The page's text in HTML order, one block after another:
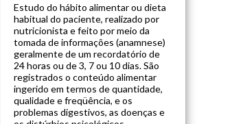
Estudo do hábito alimentar ou dieta
habitual do paciente, realizado por
nutricionista e feito por meio da
tomada de informações (anamnese)
geralmente de um recordatório de
24 horas ou de 3, 7 ou 10 dias. São
registrados o conteúdo alimentar
ingerido em termos de quantidade,
qualidade e freqüência, e os
problemas digestivos, as doenças e